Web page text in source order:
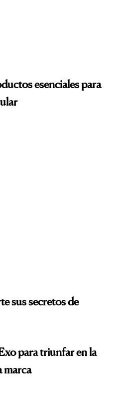
esenciales para
para triunfar en la
marca